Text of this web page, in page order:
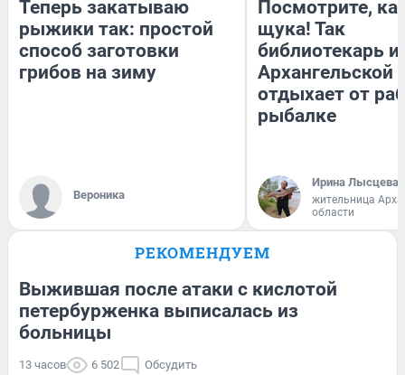
Теперь закатываю
рыжики так: простой
способ заготовки
грибов на зиму
Вероника
Посмотрите,
щука! Так
библиотекарь
Архангельской
отдыхает от
рыбалке
Ирина Лысцева
жительница
области
РЕКОМЕНДУЕМ
Выжившая после атаки с кислотой
петербурженка выписалась из
больницы
13 часов 6 502 Обсудить